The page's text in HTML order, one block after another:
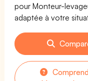
pour Monteur-
adaptée à votre